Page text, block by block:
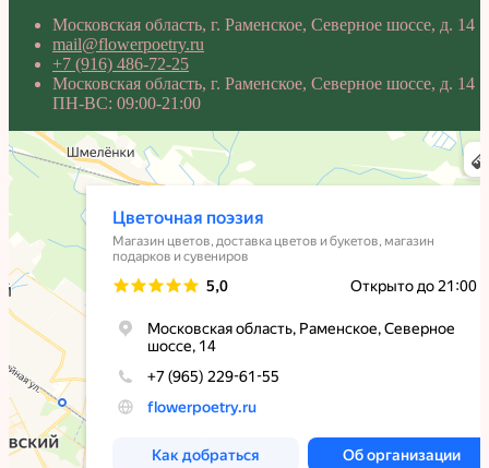
Московская область, г. Раменское, Северное шоссе, д. 14
mail@flowerpoetry.ru
+7 (916) 486-72-25
Московская область, г. Раменское, Северное шоссе, д. 14
ПН-ВС: 09:00-21:00